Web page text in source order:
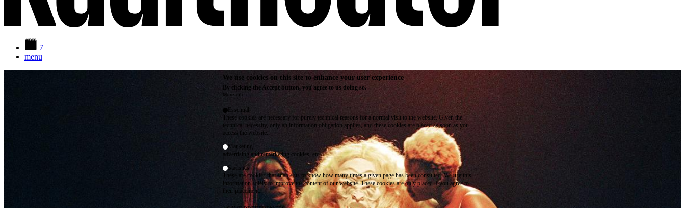
7
menu
We use cookies on this site to enhance your user experience
By clicking the Accept button, you agree to us doing so.
More info
Essential
These cookies are necessary for purely technical reasons for a normal visit to the website. Given the
technical necessity, only an information obligation applies, and these cookies are placed as soon as you
access the website.
Marketing
advertising and remarketing cookies, etc.
Statistics
These are cookies that enable us to know how many times a given page has been consulted. We use this
information solely to improve the content of our website. These cookies are only placed if you agree to
their placement.